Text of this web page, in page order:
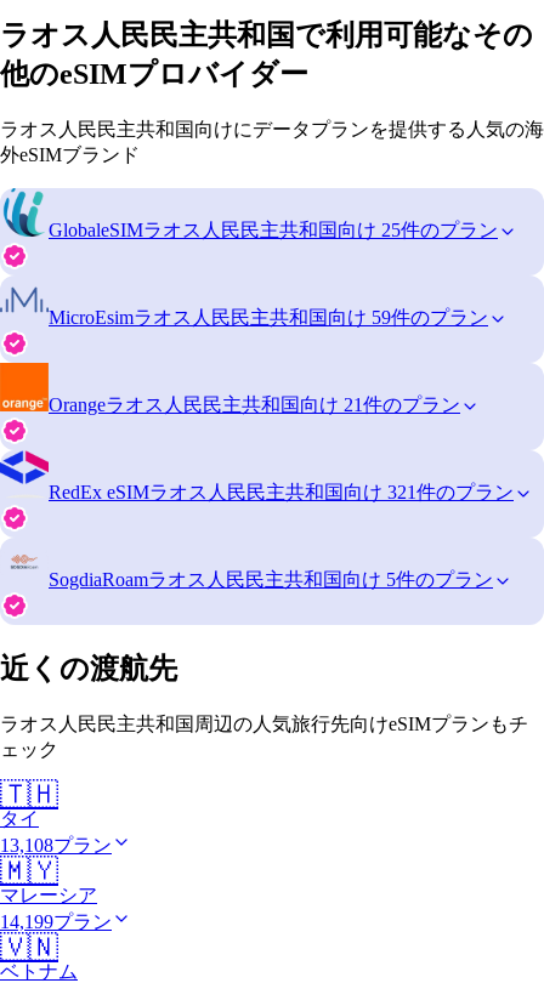
ラオス人民民主共和国で利用可能なその
他のeSIMプロバイダー
ラオス人民民主共和国向けにデータプランを提供する人気の海
外eSIMブランド
GlobaleSIMラオス人民民主共和国向け 25件のプラン
MicroEsimラオス人民民主共和国向け 59件のプラン
Orangeラオス人民民主共和国向け 21件のプラン
RedEx eSIMラオス人民民主共和国向け 321件のプラン
SogdiaRoamラオス人民民主共和国向け 5件のプラン
近くの渡航先
ラオス人民民主共和国周辺の人気旅行先向けeSIMプランもチ
ェック
🇹🇭
タイ
13,108プラン
🇲🇾
マレーシア
14,199プラン
🇻🇳
ベトナム